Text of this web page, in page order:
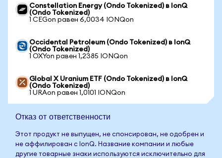
Constellation Energy (Ondo Tokenized) в IonQ
(Ondo Tokenized)
1 CEGon равен 6,0034 IONQon
Occidental Petroleum (Ondo Tokenized) в IonQ
(Ondo Tokenized)
1 OXYon равен 1,2385 IONQon
Global X Uranium ETF (Ondo Tokenized) в IonQ
(Ondo Tokenized)
1 URAon равен 1,0101 IONQon
Отказ от ответственности
Этот продукт не выпущен, не спонсирован, не одобрен и
не аффилирован с IonQ. Название компании и любые
другие товарные знаки используются исключительно для